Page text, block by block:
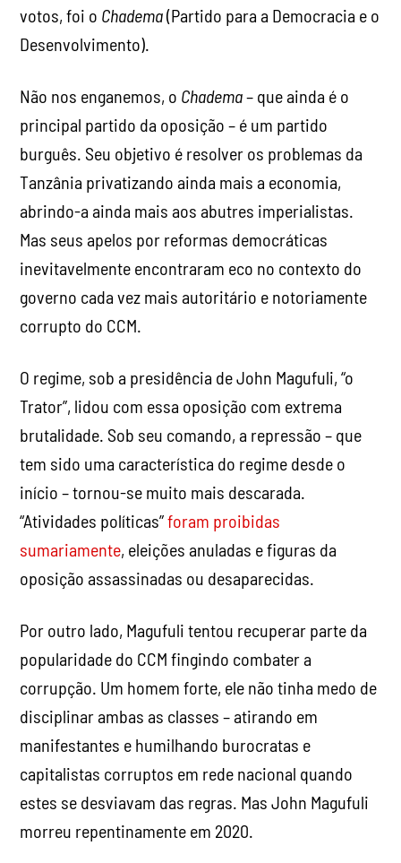
votos, foi o Chadema(Partido para a Democracia e o
Desenvolvimento).
Não nos enganemos, o Chadema– que ainda é o
principal partido da oposição – é um partido
burguês. Seu objetivo é resolver os problemas da
Tanzânia privatizando ainda mais a economia,
abrindo-a ainda mais aos abutres imperialistas.
Mas seus apelos por reformas democráticas
inevitavelmente encontraram eco no contexto do
governo cada vez mais autoritário e notoriamente
corrupto do CCM.
O regime, sob a presidência de John Magufuli, “o
Trator”, lidou com essa oposição com extrema
brutalidade. Sob seu comando, a repressão – que
tem sido uma característica do regime desde o
início – tornou-se muito mais descarada.
“Atividades políticas”foram proibidas
sumariamente, eleições anuladas e figuras da
oposição assassinadas ou desaparecidas.
Por outro lado, Magufuli tentou recuperar parte da
popularidade do CCM fingindo combater a
corrupção. Um homem forte, ele não tinha medo de
disciplinar ambas as classes – atirando em
manifestantes e humilhando burocratas e
capitalistas corruptos em rede nacional quando
estes se desviavam das regras. Mas John Magufuli
morreu repentinamente em 2020.